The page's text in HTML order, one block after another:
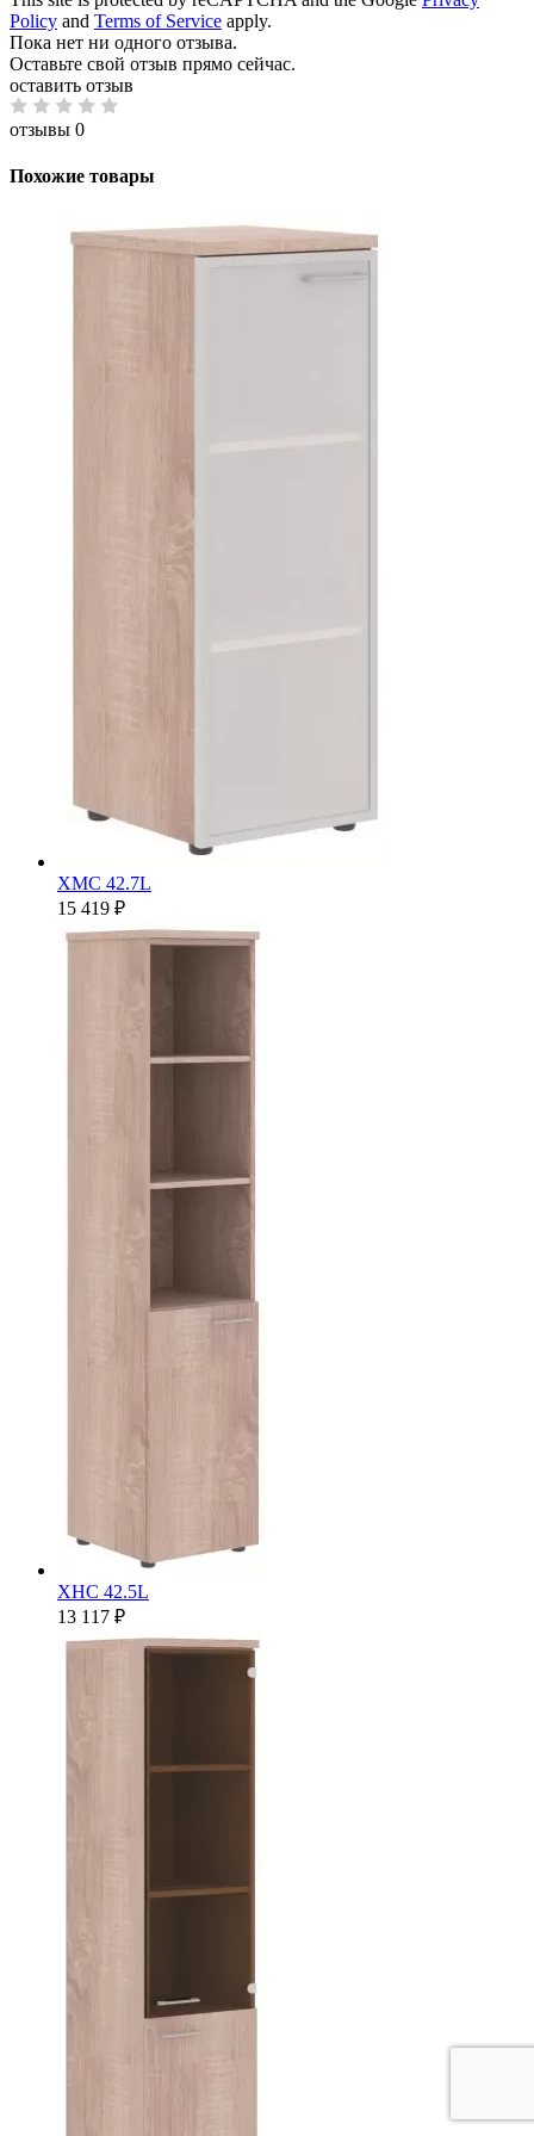
Policy and Terms of Service apply.
Пока нет ни одного отзыва.
Оставьте свой отзыв прямо сейчас.
оставить отзыв
отзывы 0
Похожие товары
XMC 42.7L
15 419 ₽
XHC 42.5L
13 117 ₽